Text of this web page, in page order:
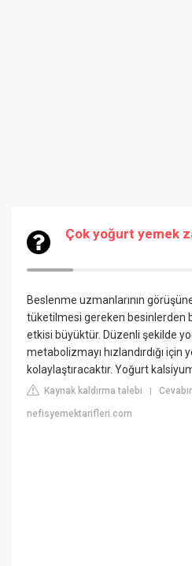
Çok yoğurt yemek
Beslenme uzmanlarının
tüketilmesi gereken besinlerden
etkisi büyüktür. Düzenli şekilde
metabolizmayı hızlandırdığı
kolaylaştıracaktır. Yoğurt
Kaynak kaldırma talebi |
nefisyemektarifleri.com